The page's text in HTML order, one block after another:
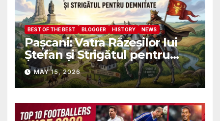
BEST OF THE BEST BLOGGER HISTORY NEWS
Pașcani: Vatra Răzeșilor lui
Ștefan și Strigătul pentru
Demnitate în Fața
Amalgamării
MAY 15, 2026